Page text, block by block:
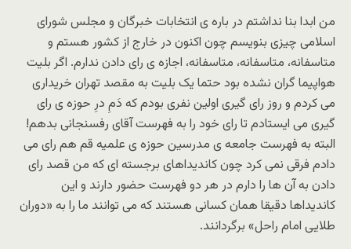
من ابدا بنا نداشتم در باره ى انتخابات خبرگان و مجلس شوراى
اسلامى چیزى بنویسم چون اکنون در خارج از کشور هستم و
متاسفانه، متاسفانه، متاسفانه، اجازه ى راى دادن ندارم. اگر بلیت
هواپیما گران نشده بود حتما یک بلیت به مقصد تهران خریدارى
مى کردم و روز راى گیرى اولین نفرى بودم که دَمِ درِ حوزه ى راى
گیرى مى ایستادم تا راى خود را به فهرست آقاى رفسنجانى بدهم!
البته به فهرست جامعه ى مدرسین حوزه ى علمیه قم هم راى مى
دادم فرقى نمى کرد چون کاندیداهاى برجسته اى که من قصد راى
دادن به آن ها را دارم در هر دو فهرست حضور دارند و این
کاندیداها دقیقا همان کسانى هستند که مى توانند ما را به «دوران
طلایى امام راحل» برگردانند.